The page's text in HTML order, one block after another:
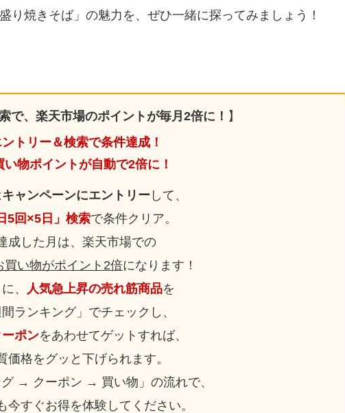
り焼きそば」の魅力を、ぜひ一緒に探ってみましょう！
で、楽天市場のポイントが毎月2倍に！ 】
トリー＆検索で条件達成！
い物ポイントが自動で2倍に！
キャンペーンにエントリー して、
5回×5日」検索で条件クリア。
成した月は、楽天市場での
買い物がポイント2倍になります！
、
人気急上昇の売れ筋商品を
間ランキング」でチェックし、
ーポンをあわせてゲットすれば、
価格をグッと下げられます。
グ → クーポン → 買い物」の流れで、
今すぐお得を体験してください。